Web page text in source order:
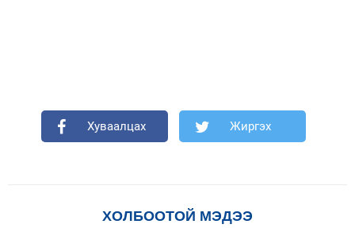
Хуваалцах Жиргэх
ХОЛБООТОЙ МЭДЭЭ